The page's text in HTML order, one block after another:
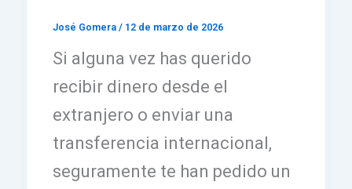
José Gomera / 12 de marzo de 2026
Si alguna vez has querido
recibir dinero desde el
extranjero o enviar una
transferencia internacional,
seguramente te han pedido un